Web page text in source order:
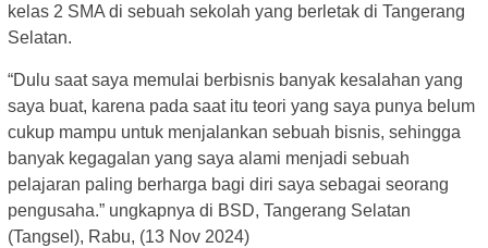
kelas 2 SMA di sebuah sekolah yang berletak di Tangerang
Selatan.
“Dulu saat saya memulai berbisnis banyak kesalahan yang
saya buat, karena pada saat itu teori yang saya punya belum
cukup mampu untuk menjalankan sebuah bisnis, sehingga
banyak kegagalan yang saya alami menjadi sebuah
pelajaran paling berharga bagi diri saya sebagai seorang
pengusaha.” ungkapnya di BSD, Tangerang Selatan
(Tangsel), Rabu, (13 Nov 2024)